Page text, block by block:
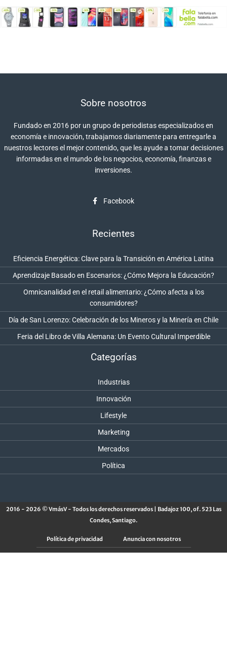
Sobre nosotros
Fundado en 2016 por un grupo de periodistas especializados en
economía e innovación, trabajamos diariamente para entregarle a
nuestros lectores el mejor contenido, que les ayude a tomar decisiones
informadas en el mundo de los negocios, economía, finanzas e
inversiones.
Facebook
Recientes
Eficiencia Energética: Clave para la Transición en América Latina
Aprendizaje Basado en Escenarios: ¿Cómo Mejora la Educación?
Omnicanalidad en el retail alimentario: ¿Cómo afecta a los
consumidores?
Día de San Lorenzo: Celebración de los Mineros y la Minería en Chile
Feria del Libro de Villa Alemana: Un Evento Cultural Imperdible
Categorías
Industrias
Innovación
Lifestyle
Marketing
Mercados
Política
2016 - 2026 © VmásV - Todos los derechos reservados | Badajoz 100, of. 523 Las
Condes, Santiago.
Política de privacidad Anuncia con nosotros